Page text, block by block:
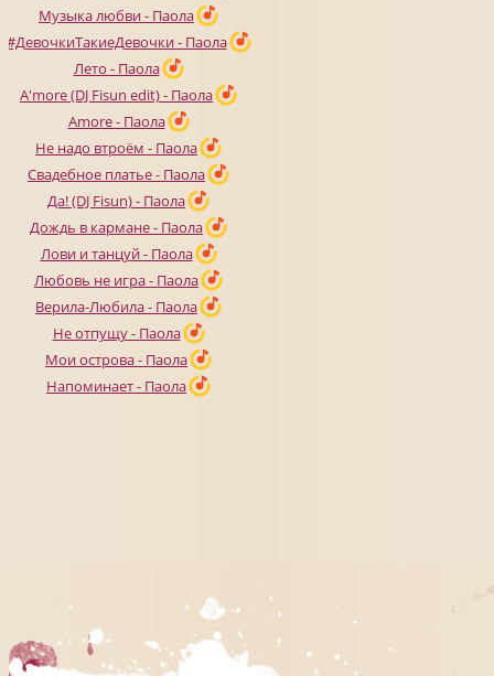
Музыка любви - Паола
#ДевочкиТакиеДевочки - Паола
Лето - Паола
A'more (DJ Fisun edit) - Паола
Amore - Паола
Не надо втроём - Паола
Свадебное платье - Паола
Да! (DJ Fisun) - Паола
Дождь в кармане - Паола
Лови и танцуй - Паола
Любовь не игра - Паола
Верила-Любила - Паола
Не отпущу - Паола
Мои острова - Паола
Напоминает - Паола